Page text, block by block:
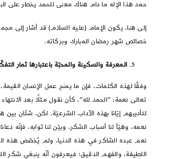
حمد هذا الإله ما دام هناك معنى للحمد يخطر على
إلى هنا، يكون الإمام (عليه السلام) قد أشار إلى
خصائص شهر رمضان المبارك وبركاته.
المعرفة والسكينة والمحبّة باعتبارها ثمار
وفقًا لهذه الكلمات، فإن ما يمنح عمل الإنسان
تعالى نعمة: “الحمد لله”، كأن نقول مثلًا بعد
لتأديبهم إيّانا بهذه الآداب الشرعيّة. لكن، شتّان
نعمه، وهيّأ لنا أسباب الشكر، وبيّن لنا ثوابه، فإنّه
نعم عبده الشاكر في هذه الدنيا، ولم يُخصّص هذه
اللطيفة، والفهم الدقيق؛ فيعرفون أنّه ينبغي شكر